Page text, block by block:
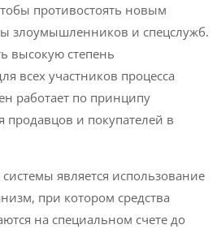
противостоять новым
злоумышленников и спецслужб.
высокую степень
всех участников процесса
работает по принципу
продавцов и покупателей в
является использование
при котором средства
на специальном счете до